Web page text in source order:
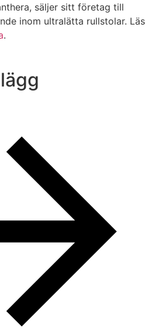
säljer sitt företag till
inom ultralätta rullstolar. Läs
.